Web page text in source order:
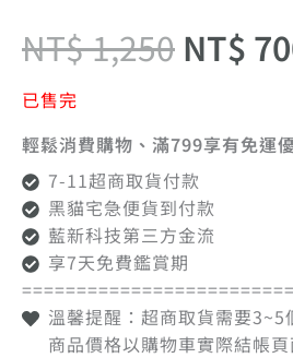
NT$1,250 NT$
已售完
輕鬆消費購物、滿799享有免運
7-11超商取貨付款
黑貓宅急便貨到付款
藍新科技第三方金流
享7天免費鑑賞期
溫馨提醒：超商取貨需要3~5
商品價格以購物車實際結帳頁